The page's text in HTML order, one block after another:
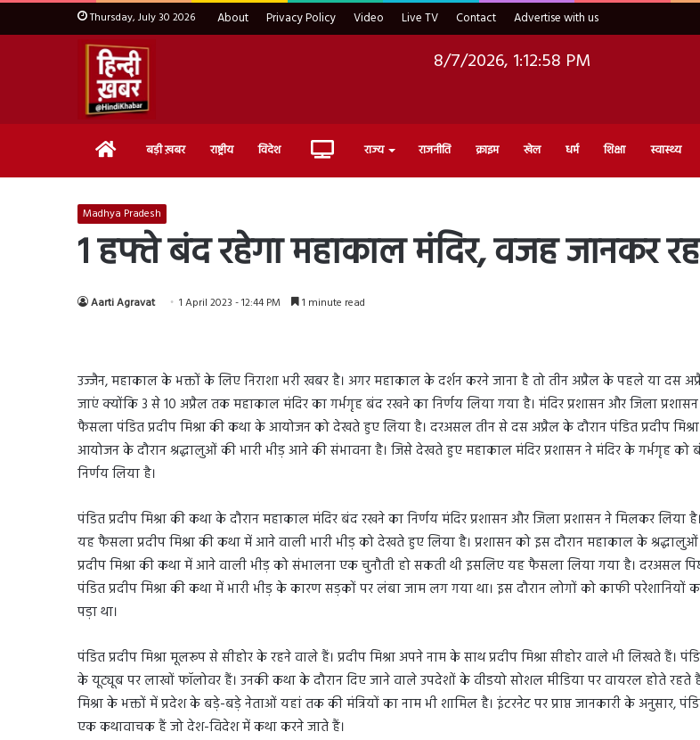
Thursday, July 30 2026 About Privacy Policy Video Live TV Contact Advertise with us
8/7/2026, 1:12:59 PM
Home बड़ी ख़बर राष्ट्रीय विदेश Live राज्य राजनीति क्राइम खेल धर्म शिक्षा स्वास्थ्य
Madhya Pradesh
1 हफ्ते बंद रहेगा महाकाल मंदिर, वजह जानकर
Aarti Agravat 1 April 2023 - 12:44 PM 1 minute read
उज्जैन, महाकाल के भक्तों के लिए निराशा भरी खबर है। अगर महाकाल के दर्शन करने जाना है तो तीन अप्रैल के पहले या दस
जाएं क्योंकि 3 से 10 अप्रैल तक महाकाल मंदिर का गर्भगृह बंद रखने का निर्णय लिया गया है। मंदिर प्रशासन और जिला प्रशासन
फैसला पंडित प्रदीप मिश्रा की कथा के आयोजन को देखते हुए लिया है। दरअसल तीन से दस अप्रैल के दौरान पंडित प्रदीप
आयोजन के दौरान श्रद्धालुओं की भारी भीड़ आने की संभावना है। जिसे देखते हुए महाकाल मंदिर प्रशासन ने मंदिर के गर्भगृह को
निर्णय लिया है।
पंडित प्रदीप मिश्रा की कथा के दौरान महाकाल मंदिर बंद रखने का निर्णय मंदिर प्रशासन और जिला प्रशासन ने मिलकर लिया
यह फैसला प्रदीप मिश्रा की कथा में आने वाली भारी भीड़ को देखते हुए लिया है। प्रशासन को इस दौरान महाकाल के
प्रदीप मिश्रा की कथा में आने वाली भीड़ को संभालना एक चुनौती हो सकती थी इसलिए यह फैसला लिया गया है। दरअसल
पंडित प्रदीप मिश्रा की कथा में भारी भीड़ के कारण सड़कों पर लंबा जाम लग गया था। इस दौरान लोगों को काफी परेशानियों
पड़ा था।
पंडित प्रदीप मिश्रा मूलरूप से सीहोर के रहने वाले हैं। प्रदीप मिश्रा अपने नाम के साथ प्रदीप मिश्रा सीहोर वाले भी लिखते हैं।
के यूट्यूब पर लाखों फॉलोवर हैं। उनकी कथा के दौरान दिए जाने वाले उपदेशों के वीडयो सोशल मीडिया पर वायरल होते रहते
मिश्रा के भक्तों में प्रदेश के बड़े-बड़े नेताओं यहां तक की मंत्रियों का नाम भी शामिल है। इंटरनेट पर प्राप्त जानकारी के अनुसार,
एक कथावाचक हैं जो देश-विदेश में कथा करने जाते हैं।